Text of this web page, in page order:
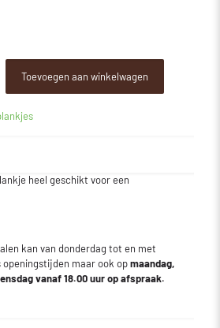
Toevoegen aan winkelwagen
heel geschikt voor een
kan van donderdag tot en met
openingstijden maar ook opmaandag,
vanaf 18.00 uur op afspraak.